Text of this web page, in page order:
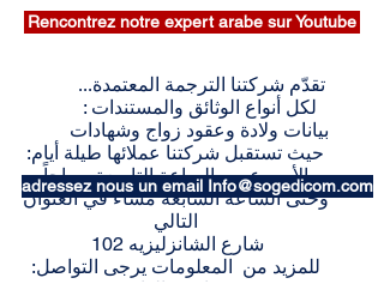
Rencontrez notre expert arabe sur Youtube
...تقدّم شركتنا الترجمة المعتمدة
لكل أنواع الوثائق والمستندات :
بيانات ولادة وعقود زواج وشهادات
:حيث تستقبل شركتنا عملائها طيلة أيام
الأسبوع من الساعة التاسعة صباحاً
وحتى الساعة السابعة مساءً في العنوان
التالي
102 شارع الشانزليزيه
:للمزيد من المعلومات يرجى التواصل
معنا عبر الهاتف
adressez nous un email Info@sogedicom.com